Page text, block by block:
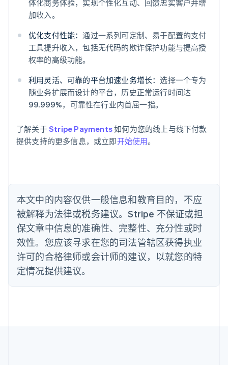
体化商务体验，实现个性化互动、回馈忠实客户并增
加收入。
优化支付性能：通过一系列可定制、易于配置的支付
工具提升收入，包括无代码的欺诈保护功能与提高授
权率的高级功能。
利用灵活、可靠的平台加速业务增长：选择一个专为
随业务扩展而设计的平台，历史正常运行时间达
99.999%，可靠性在行业内首屈一指。
了解关于Stripe Payments如何为您的线上与线下付款
提供支持的更多信息，或立即开始使用。
本文中的内容仅供一般信息和教育目的，不应
被解释为法律或税务建议。Stripe 不保证或担
保文章中信息的准确性、完整性、充分性或时
效性。您应该寻求在您的司法管辖区获得执业
许可的合格律师或会计师的建议，以就您的特
定情况提供建议。
阿联酋
爱尔兰
English
爱沙尼亚
English
奥地利
DeutschEnglish
澳大利亚
English
PortuguêsEnglish
保加利亚
English
丹麦
English
德国
DeutschEnglish
法国
FrançaisEnglish
芬兰
EnglishSvenska